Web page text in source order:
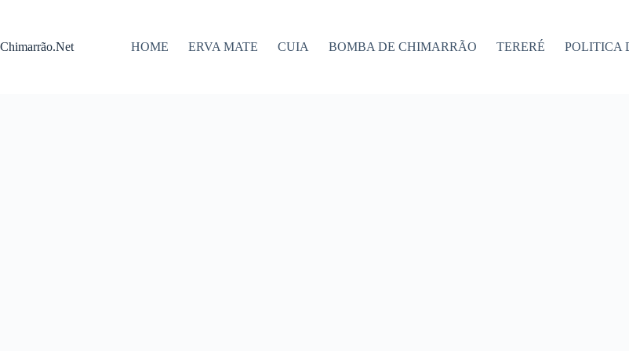
conteúdo
Chimarrão.Net HOME ERVA MATE CUIA BOMBA DE CHIMARRÃO TERERÉ POLITICA